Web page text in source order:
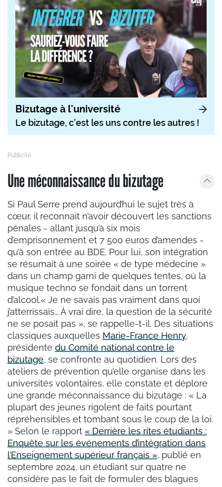
Bizutage à l'université
Le bizutage, c'est les uns contre les autres !
Une méconnaissance du bizutage
Si Paul Serre prend aujourd’hui le sujet très à
cœur, il reconnait n’avoir découvert les sanctions
pénales - allant jusqu’à six mois
d’emprisonnement et 7 500 euros d’amendes -
qu’à son entrée au BDE. Pour lui, son intégration
se résumait à une soirée « de type médecine »
dans un champ garni de quelques tentes, où la
musique techno se fondait dans un torrent
d’alcool.« Je ne savais pas vraiment dans quoi
j’atterrissais… À vrai dire, la question de la sécurité
ne se posait pas », se rappelle-t-il. Des situations
classiques auxquelles Marie-France Henry,
présidente du Comité national contre le
bizutage, se confronte au quotidien. Lors des
ateliers de prévention qu’elle organise dans les
universités volontaires, elle constate et déplore
une grande méconnaissance du bizutage : « La
plupart des jeunes rigolent de faits pourtant
répréhensibles et tombant sous le coup de la loi.
» Selon le rapport « Derrière les rites étudiants :
Enquête sur les événements d’intégration dans
l’Enseignement supérieur français », publié en
septembre 2024, un étudiant sur quatre ne
considère pas le fait de formuler des blagues